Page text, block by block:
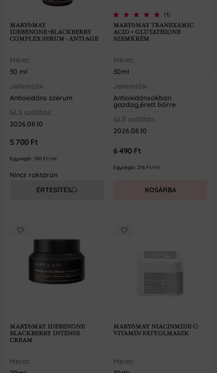
MARY&MAY
IDEBENONE+BLACKBERRY
COMPLEX SERUM - ANTI-AGE
Méret:
30 ml
Jellemzők:
Antioxidáns szérum
GLS szállítás:
2026.08.10
5 700 Ft
Egységár: 190 Ft/ml
Nincs raktáron
ÉRTESÍTÉS
MARY&MAY TRANEXAMIC
ACID + GLUTATHIONE
SZEMKRÉM
Méret:
30ml
Jellemzők:
Antioxidánsokban
gazdag,érett bőrre
GLS szállítás:
2026.08.10
6 490 Ft
Egységár: 216 Ft/ml
KOSÁRBA
MARY&MAY IDEBENONE
BLACKBERRY INTENSE
CREAM
Méret:
MARY&MAY NIACINMIDE C-
VITAMIN FÁTYOLMASZK
Méret: